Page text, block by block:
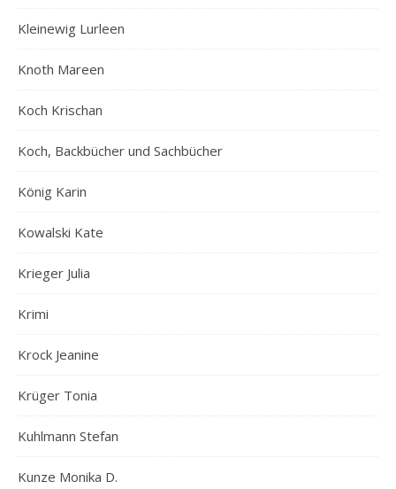
Kleinewig Lurleen
Knoth Mareen
Koch Krischan
Koch, Backbücher und Sachbücher
König Karin
Kowalski Kate
Krieger Julia
Krimi
Krock Jeanine
Krüger Tonia
Kuhlmann Stefan
Kunze Monika D.